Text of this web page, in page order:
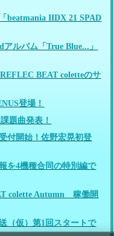
beatmania IIDX 21 SPAD
ルバム「True Blue...」
BEAT coletteのサ
登場！
題曲発表！
付開始！佐野宏晃初登
を4機種合同の特別編で
colette Autumn 稼働開
（仮）第1回スタートで